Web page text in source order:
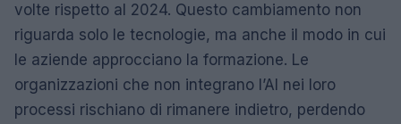
volte rispetto al 2024. Questo cambiamento non
riguarda solo le tecnologie, ma anche il modo in cui
le aziende approcciano la formazione. Le
organizzazioni che non integrano l’AI nei loro
processi rischiano di rimanere indietro, perdendo